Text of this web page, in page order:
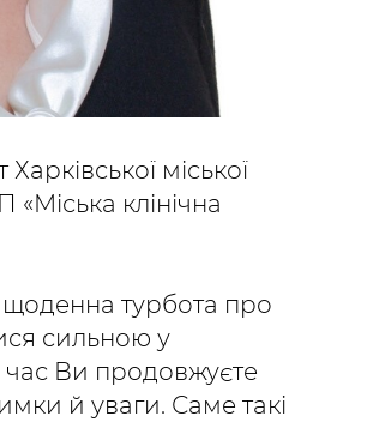
міської
клінічна
турбота про
сильною у
Ви продовжуєте
й уваги. Саме такі